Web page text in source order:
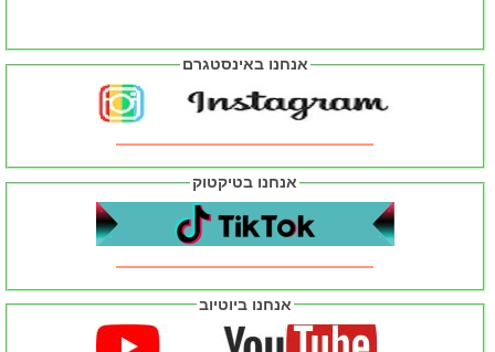
אנחנו באינסטגרם
אנחנו בטיקטוק
אנחנו ביוטיוב